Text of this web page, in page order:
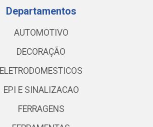
Departamentos
AUTOMOTIVO
DECORAÇÃO
ELETRODOMESTICOS
EPI E SINALIZACAO
FERRAGENS